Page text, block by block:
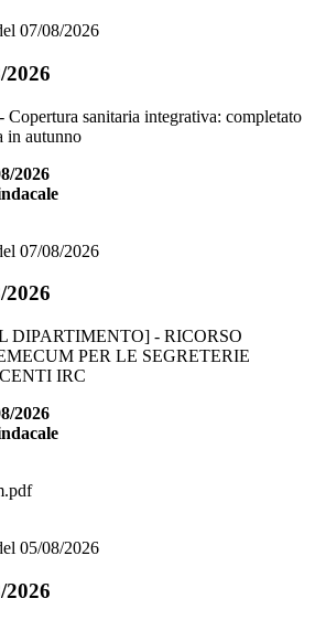
07/08/2026
2026
sanitaria integrativa: completato
in autunno
2026
07/08/2026
2026
DIPARTIMENTO] - RICORSO
PER LE SEGRETERIE
IRC
2026
05/08/2026
2026